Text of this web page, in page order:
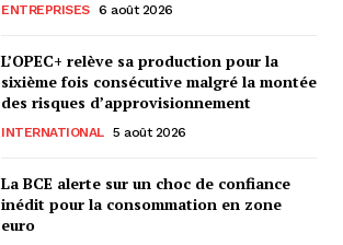
ENTREPRISES 6 août 2026
L’OPEC+ relève sa production pour la
sixième fois consécutive malgré la montée
des risques d’approvisionnement
INTERNATIONAL 5 août 2026
La BCE alerte sur un choc de confiance
inédit pour la consommation en zone
euro